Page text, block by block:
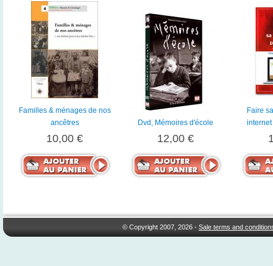
Familles & ménages de nos
ancêtres
10,00 €
Dvd, Mémoires d'école
12,00 €
Faire
© Copyright 2007, 2026 -Sale terms and